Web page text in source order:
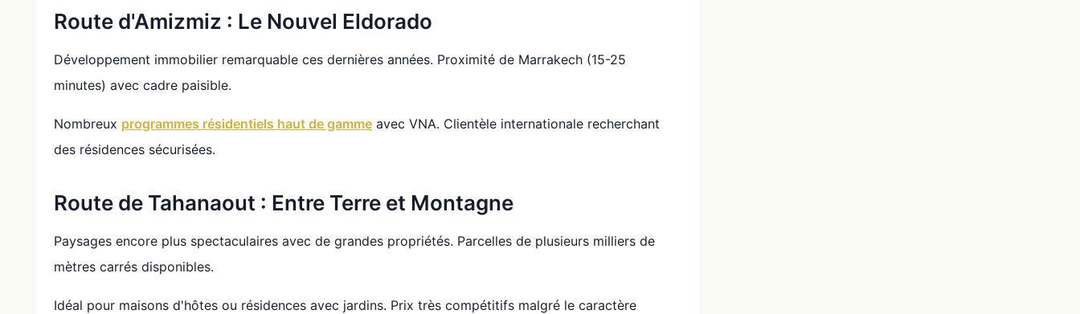
Route d'Amizmiz : Le Nouvel Eldorado
Développement immobilier remarquable ces dernières années. Proximité de Marrakech (15-25
minutes) avec cadre paisible.
Nombreux programmes résidentiels haut de gamme avec VNA. Clientèle internationale recherchant
des résidences sécurisées.
Route de Tahanaout : Entre Terre et Montagne
Paysages encore plus spectaculaires avec de grandes propriétés. Parcelles de plusieurs milliers de
mètres carrés disponibles.
Idéal pour maisons d'hôtes ou résidences avec jardins. Prix très compétitifs malgré le caractère